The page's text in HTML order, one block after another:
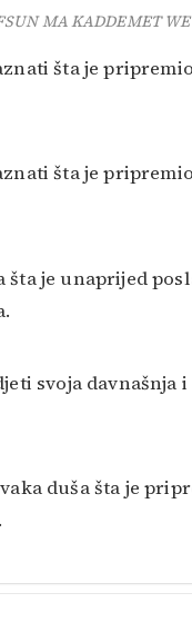
MA KADDEMET
šta je
šta je
šta je unaprijed
svoja davnašnja
duša šta je